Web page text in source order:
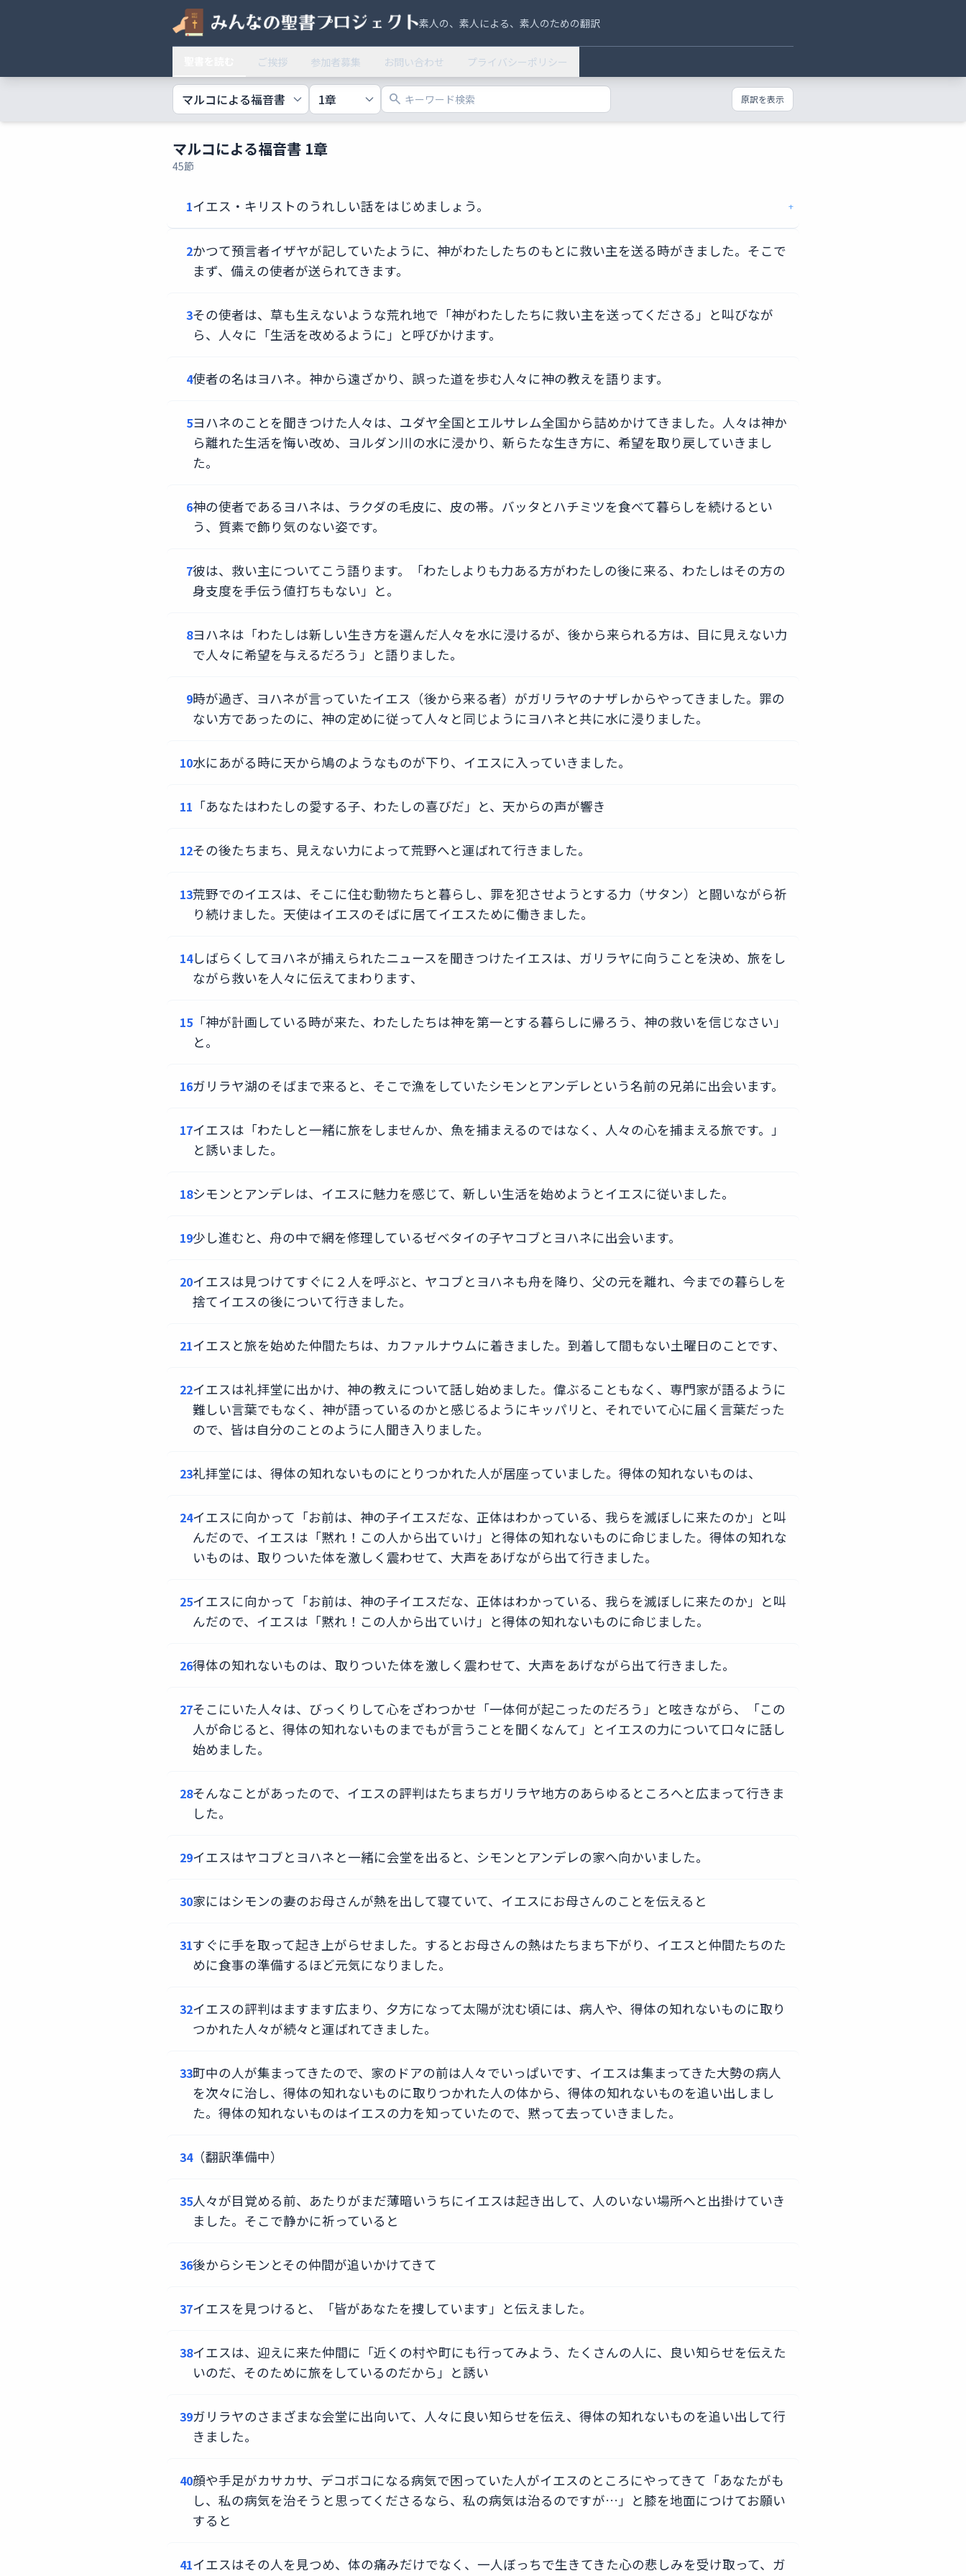
素人の、素人による、素人のための翻訳
ご挨拶 参加者募集 お問い合わせ プライバシーポリシー
search 原訳を表示
マルコによる福音書 1章
45節
1イエス・キリストのうれしい話をはじめましょう。 +
2かつて預言者イザヤが記していたように、神がわたしたちのもとに救い主を送る時がきました。そこで
まず、備えの使者が送られてきます。
3その使者は、草も生えないような荒れ地で「神がわたしたちに救い主を送ってくださる」と叫びなが
ら、人々に「生活を改めるように」と呼びかけます。
4使者の名はヨハネ。神から遠ざかり、誤った道を歩む人々に神の教えを語ります。
5ヨハネのことを聞きつけた人々は、ユダヤ全国とエルサレム全国から詰めかけてきました。人々は神か
ら離れた生活を悔い改め、ヨルダン川の水に浸かり、新らたな生き方に、希望を取り戻していきまし
た。
6神の使者であるヨハネは、ラクダの毛皮に、皮の帯。バッタとハチミツを食べて暮らしを続けるとい
う、質素で飾り気のない姿です。
7彼は、救い主についてこう語ります。「わたしよりも力ある方がわたしの後に来る、わたしはその方の
身支度を手伝う値打ちもない」と。
8ヨハネは「わたしは新しい生き方を選んだ人々を水に浸けるが、後から来られる方は、目に見えない力
で人々に希望を与えるだろう」と語りました。
9時が過ぎ、ヨハネが言っていたイエス（後から来る者）がガリラヤのナザレからやってきました。罪の
ない方であったのに、神の定めに従って人々と同じようにヨハネと共に水に浸りました。
10水にあがる時に天から鳩のようなものが下り、イエスに入っていきました。
11 「あなたはわたしの愛する子、わたしの喜びだ」と、天からの声が響き
12その後たちまち、見えない力によって荒野へと運ばれて行きました。
13荒野でのイエスは、そこに住む動物たちと暮らし、罪を犯させようとする力（サタン）と闘いながら祈
り続けました。天使はイエスのそばに居てイエスために働きました。
14しばらくしてヨハネが捕えられたニュースを聞きつけたイエスは、ガリラヤに向うことを決め、旅をし
ながら救いを人々に伝えてまわります、
15 「神が計画している時が来た、わたしたちは神を第一とする暮らしに帰ろう、神の救いを信じなさい」
と。
16ガリラヤ湖のそばまで来ると、そこで漁をしていたシモンとアンデレという名前の兄弟に出会います。
17イエスは「わたしと一緒に旅をしませんか、魚を捕まえるのではなく、人々の心を捕まえる旅です。」
と誘いました。
18シモンとアンデレは、イエスに魅力を感じて、新しい生活を始めようとイエスに従いました。
19少し進むと、舟の中で網を修理しているゼベタイの子ヤコブとヨハネに出会います。
20イエスは見つけてすぐに２人を呼ぶと、ヤコブとヨハネも舟を降り、父の元を離れ、今までの暮らしを
捨てイエスの後について行きました。
21イエスと旅を始めた仲間たちは、カファルナウムに着きました。到着して間もない土曜日のことです、
22イエスは礼拝堂に出かけ、神の教えについて話し始めました。偉ぶることもなく、専門家が語るように
難しい言葉でもなく、神が語っているのかと感じるようにキッパリと、それでいて心に届く言葉だった
ので、皆は自分のことのように人聞き入りました。
23礼拝堂には、得体の知れないものにとりつかれた人が居座っていました。得体の知れないものは、
24イエスに向かって「お前は、神の子イエスだな、正体はわかっている、我らを滅ぼしに来たのか」と叫
んだので、イエスは「黙れ！この人から出ていけ」と得体の知れないものに命じました。得体の知れな
いものは、取りついた体を激しく震わせて、大声をあげながら出て行きました。
25イエスに向かって「お前は、神の子イエスだな、正体はわかっている、我らを滅ぼしに来たのか」と叫
んだので、イエスは「黙れ！この人から出ていけ」と得体の知れないものに命じました。
26得体の知れないものは、取りついた体を激しく震わせて、大声をあげながら出て行きました。
27そこにいた人々は、びっくりして心をざわつかせ「一体何が起こったのだろう」と呟きながら、「この
人が命じると、得体の知れないものまでもが言うことを聞くなんて」とイエスの力について口々に話し
始めました。
28そんなことがあったので、イエスの評判はたちまちガリラヤ地方のあらゆるところへと広まって行きま
した。
29イエスはヤコブとヨハネと一緒に会堂を出ると、シモンとアンデレの家へ向かいました。
30家にはシモンの妻のお母さんが熱を出して寝ていて、イエスにお母さんのことを伝えると
31すぐに手を取って起き上がらせました。するとお母さんの熱はたちまち下がり、イエスと仲間たちのた
めに食事の準備するほど元気になりました。
32イエスの評判はますます広まり、夕方になって太陽が沈む頃には、病人や、得体の知れないものに取り
つかれた人々が続々と運ばれてきました。
33町中の人が集まってきたので、家のドアの前は人々でいっぱいです、イエスは集まってきた大勢の病人
を次々に治し、得体の知れないものに取りつかれた人の体から、得体の知れないものを追い出しまし
た。得体の知れないものはイエスの力を知っていたので、黙って去っていきました。
34（翻訳準備中）
35人々が目覚める前、あたりがまだ薄暗いうちにイエスは起き出して、人のいない場所へと出掛けていき
ました。そこで静かに祈っていると
36後からシモンとその仲間が追いかけてきて
37イエスを見つけると、「皆があなたを捜しています」と伝えました。
38イエスは、迎えに来た仲間に「近くの村や町にも行ってみよう、たくさんの人に、良い知らせを伝えた
いのだ、そのために旅をしているのだから」と誘い
39ガリラヤのさまざまな会堂に出向いて、人々に良い知らせを伝え、得体の知れないものを追い出して行
きました。
40顔や手足がカサカサ、デコボコになる病気で困っていた人がイエスのところにやってきて「あなたがも
し、私の病気を治そうと思ってくださるなら、私の病気は治るのですが…」と膝を地面につけてお願い
すると
41イエスはその人を見つめ、体の痛みだけでなく、一人ぼっちで生きてきた心の悲しみを受け取って、ガ